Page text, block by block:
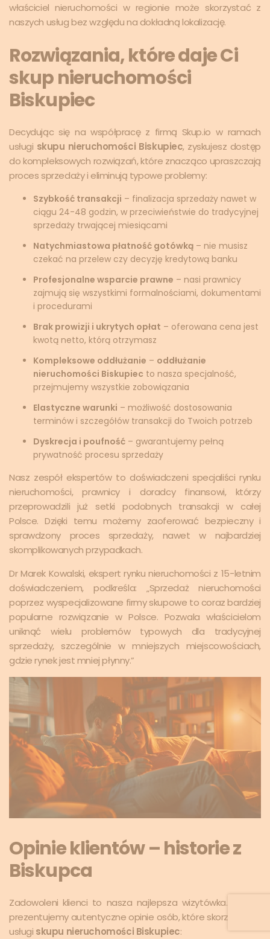
właściciel nieruchomości w regionie może skorzystać z
naszych usług bez względu na dokładną lokalizację.
Rozwiązania, które daje Ci
skup nieruchomości
Biskupiec
Decydując się na współpracę z firmą Skup.io w ramach
usługi skupu nieruchomości Biskupiec, zyskujesz dostęp
do kompleksowych rozwiązań, które znacząco upraszczają
proces sprzedaży i eliminują typowe problemy:
Szybkość transakcji – finalizacja sprzedaży nawet w
ciągu 24-48 godzin, w przeciwieństwie do tradycyjnej
sprzedaży trwającej miesiącami
Natychmiastowa płatność gotówką – nie musisz
czekać na przelew czy decyzję kredytową banku
Profesjonalne wsparcie prawne – nasi prawnicy
zajmują się wszystkimi formalnościami, dokumentami
i procedurami
Brak prowizji i ukrytych opłat – oferowana cena jest
kwotą netto, którą otrzymasz
Kompleksowe oddłużanie – oddłużanie
nieruchomości Biskupiec to nasza specjalność,
przejmujemy wszystkie zobowiązania
Elastyczne warunki – możliwość dostosowania
terminów i szczegółów transakcji do Twoich potrzeb
Dyskrecja i poufność – gwarantujemy pełną
prywatność procesu sprzedaży
Nasz zespół ekspertów to doświadczeni specjaliści rynku
nieruchomości, prawnicy i doradcy finansowi, którzy
przeprowadzili już setki podobnych transakcji w całej
Polsce. Dzięki temu możemy zaoferować bezpieczny i
sprawdzony proces sprzedaży, nawet w najbardziej
skomplikowanych przypadkach.
Dr Marek Kowalski, ekspert rynku nieruchomości z 15-letnim
doświadczeniem, podkreśla: „Sprzedaż nieruchomości
poprzez wyspecjalizowane firmy skupowe to coraz bardziej
popularne rozwiązanie w Polsce. Pozwala właścicielom
uniknąć wielu problemów typowych dla tradycyjnej
sprzedaży, szczególnie w mniejszych miejscowościach,
gdzie rynek jest mniej płynny.”
Opinie klientów – historie z
Biskupca
Zadowoleni klienci to nasza najlepsza wizytówka. Poniżej
prezentujemy autentyczne opinie osób, które skorzystały z
usługi skupu nieruchomości Biskupiec: